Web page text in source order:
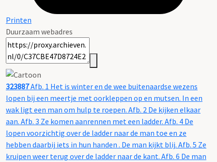
Printen
Duurzaam webadres
323887Afb. 1 Het is winter en de wee buitenaardse wezens
lopen bij een meertje met oorkleppen op en mutsen. In een
wak ligt een man om hulp te roepen. Afb. 2 De kijken elkaar
aan. Afb. 3 Ze komen aanrennen met een ladder. Afb. 4 De
lopen voorzichtig over de ladder naar de man toe en ze
hebben daarbij iets in hun handen . De man kijkt blij. Afb. 5 Ze
kruipen weer terug over de ladder naar de kant. Afb. 6 De man